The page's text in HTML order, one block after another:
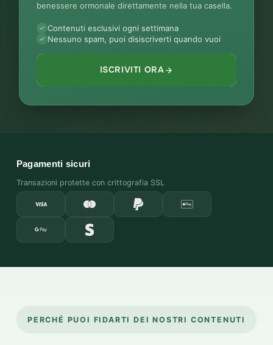
benessere ormonale direttamente nella tua casella.
Contenuti esclusivi ogni settimana
Nessuno spam, puoi disiscriverti quando vuoi
ISCRIVITI ORA
Pagamenti sicuri
Transazioni protette con crittografia SSL
PERCHÉ PUOI FIDARTI DEI NOSTRI CONTENUTI